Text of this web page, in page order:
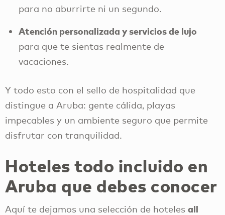
para no aburrirte ni un segundo.
Atención personalizada y servicios de lujo
para que te sientas realmente de
vacaciones.
Y todo esto con el sello de hospitalidad que
distingue a Aruba: gente cálida, playas
impecables y un ambiente seguro que permite
disfrutar con tranquilidad.
Hoteles todo incluido en
Aruba que debes conocer
Aquí te dejamos una selección de hoteles all